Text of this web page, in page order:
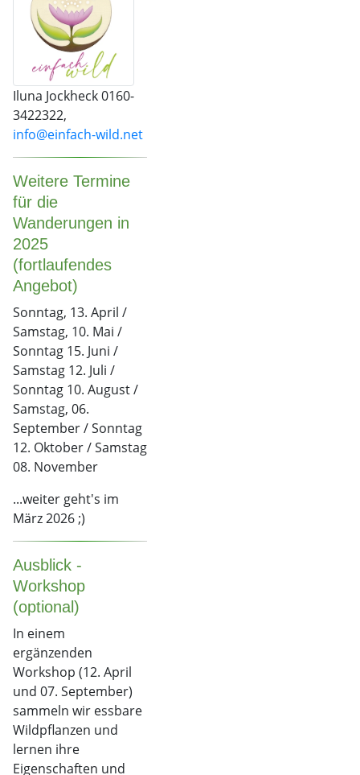
Iluna Jockheck 0160-
3422322,
info@einfach-wild.net
Weitere Termine
für die
Wanderungen in
2025
(fortlaufendes
Angebot)
Sonntag, 13. April /
Samstag, 10. Mai /
Sonntag 15. Juni /
Samstag 12. Juli /
Sonntag 10. August /
Samstag, 06.
September / Sonntag
12. Oktober / Samstag
08. November
...weiter geht's im
März 2026 ;)
Ausblick -
Workshop
(optional)
In einem
ergänzenden
Workshop (12. April
und 07. September)
sammeln wir essbare
Wildpflanzen und
lernen ihre
Eigenschaften und